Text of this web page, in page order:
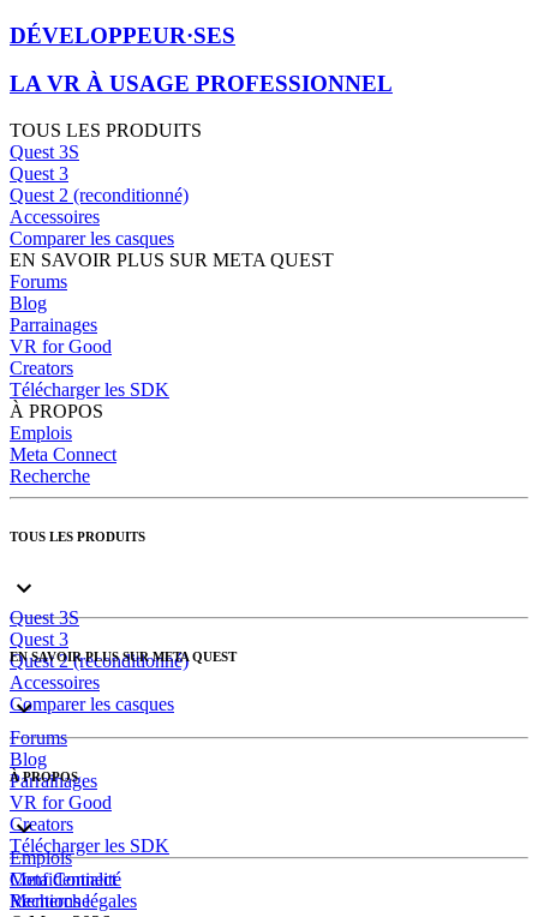
DÉVELOPPEUR·SES
LA VR À USAGE PROFESSIONNEL
TOUS LES PRODUITS
Quest 3S
Quest 3
Quest 2 (reconditionné)
Accessoires
Comparer les casques
EN SAVOIR PLUS SUR META QUEST
Forums
Blog
Parrainages
VR for Good
Creators
Télécharger les SDK
À PROPOS
Emplois
Meta Connect
Recherche
TOUS LES PRODUITS
Quest 3S
Quest 3
Quest 2 (reconditionné)
Accessoires
Comparer les casques
EN SAVOIR PLUS SUR META QUEST
Forums
Blog
Parrainages
VR for Good
Creators
Télécharger les SDK
À PROPOS
Emplois
Meta Connect
Recherche
Confidentialité
Mentions légales